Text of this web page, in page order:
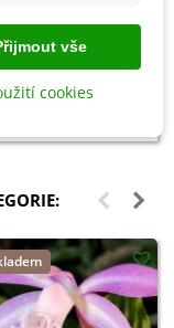
do košíku
na kvetoucí
- BoPon - 500 ml
vše
cookies